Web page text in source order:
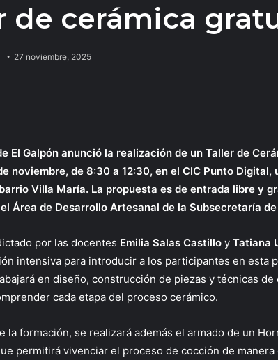
de cerámica
27 noviembre, 2025
El Galpón anunció la realización de un Taller de
noviembre, de 8:30 a 12:30, en el CIC Punto Digital,
Villa María. La propuesta es de entrada libre y
Área de Desarrollo Artesanal de la Subsecretaría
por las docentes Emilia Salas Castillo y Tatiana
intensiva para introducir a los participantes en esta
en diseño, construcción de piezas y técnicas
cada etapa del proceso cerámico.
la formación, se realizará además el armado de un
permitirá vivenciar el proceso de cocción de